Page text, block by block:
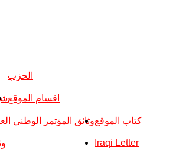
الحزب
وثائق المؤتمر الوطني
اقسام الموقع
كتاب الموقع
Iraqi Letter